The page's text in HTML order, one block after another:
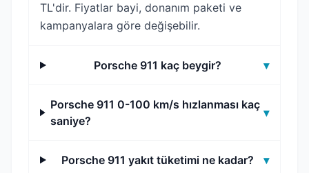
TL'dir. Fiyatlar bayi, donanım paketi ve
kampanyalara göre değişebilir.
Porsche 911 kaç beygir? ▾
Porsche 911 0-100 km/s hızlanması kaç
saniye?
▾
Porsche 911 yakıt tüketimi ne kadar? ▾